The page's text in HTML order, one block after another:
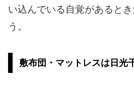
い込んでいる自覚があると
う。
敷布団・マットレスは日光